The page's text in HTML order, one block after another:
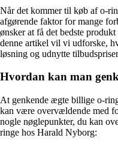
Når det kommer til køb af o-
afgørende faktor for mange
ønsker at få det bedste
denne artikel vil vi udforske,
løsning og udnytte
Hvordan kan man
At genkende ægte billige o-
kan være overvældende med
nogle nøglepunkter, du kan
ringe hos Harald Nyborg: